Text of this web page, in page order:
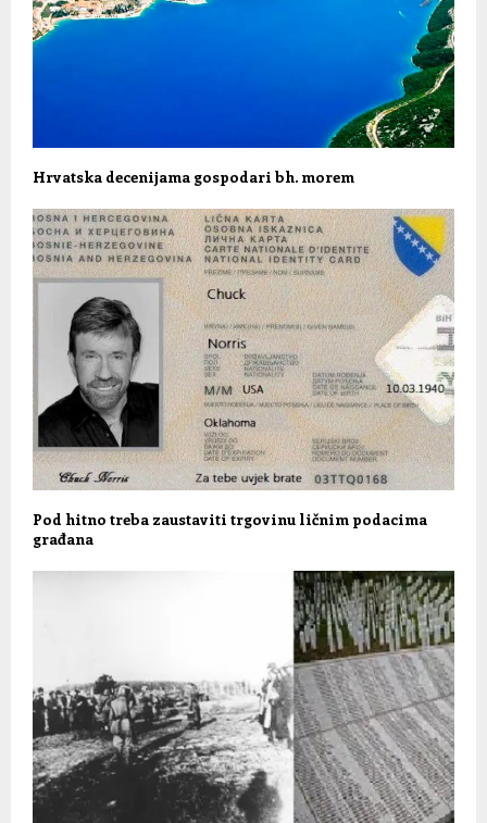
Hrvatska decenijama gospodari bh. morem
Pod hitno treba zaustaviti trgovinu ličnim podacima
građana